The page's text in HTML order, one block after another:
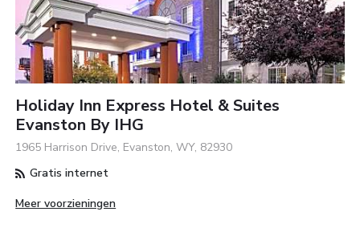
Holiday Inn Express Hotel & Suites
Evanston By IHG
1965 Harrison Drive, Evanston, WY, 82930
Gratis internet
Meer voorzieningen